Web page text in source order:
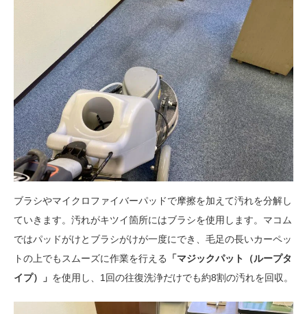
ブラシやマイクロファイバーパッドで摩擦を加えて汚れを分解し
ていきます。汚れがキツイ箇所にはブラシを使用します。マコム
ではパッドがけとブラシがけが一度にでき、毛足の長いカーペッ
トの上でもスムーズに作業を行える
「マジックパット（ループタ
イプ）」 を使用し、1回の往復洗浄だけでも約8割の汚れを回収。